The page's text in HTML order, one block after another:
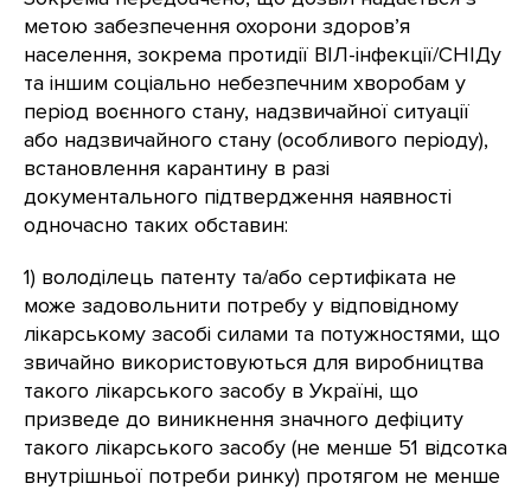
метою забезпечення охорони здоров’я
населення, зокрема протидії ВІЛ-інфекції/СНІДу
та іншим соціально небезпечним хворобам у
період воєнного стану, надзвичайної ситуації
або надзвичайного стану (особливого періоду),
встановлення карантину в разі
документального підтвердження наявності
одночасно таких обставин:
1) володілець патенту та/або сертифіката не
може задовольнити потребу у відповідному
лікарському засобі силами та потужностями, що
звичайно використовуються для виробництва
такого лікарського засобу в Україні, що
призведе до виникнення значного дефіциту
такого лікарського засобу (не менше 51 відсотка
внутрішньої потреби ринку) протягом не менше